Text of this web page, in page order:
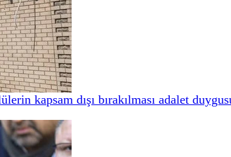
kapsam dışı bırakılması adalet